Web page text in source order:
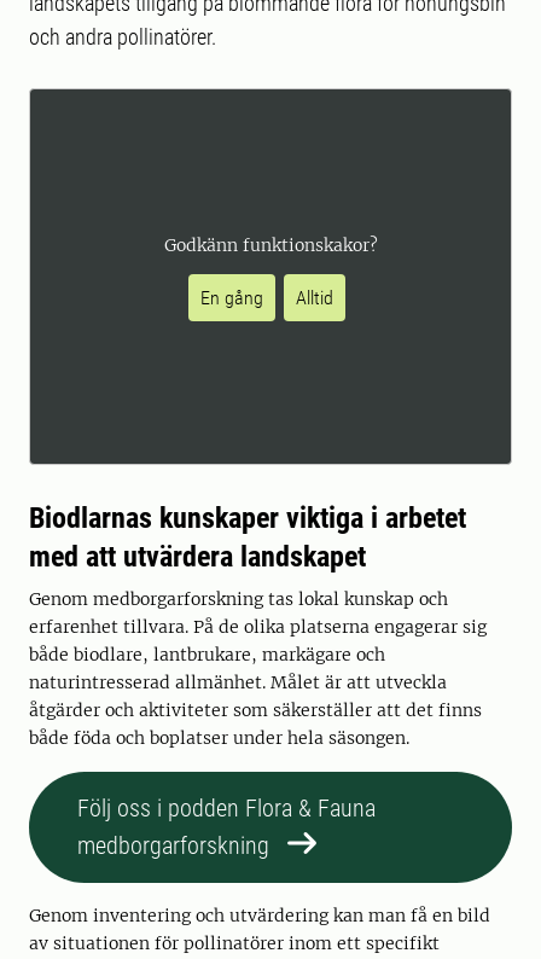
och andra pollinatörer.
Godkänn funktionskakor?
En gång Alltid
Biodlarnas kunskaper viktiga i arbetet
med att utvärdera landskapet
Genom medborgarforskning tas lokal kunskap och
erfarenhet tillvara. På de olika platserna engagerar sig
både biodlare, lantbrukare, markägare och
naturintresserad allmänhet. Målet är att utveckla
åtgärder och aktiviteter som säkerställer att det finns
både föda och boplatser under hela säsongen.
Följ oss i podden Flora & Fauna
medborgarforskning
Genom inventering och utvärdering kan man få en bild
av situationen för pollinatörer inom ett specifikt